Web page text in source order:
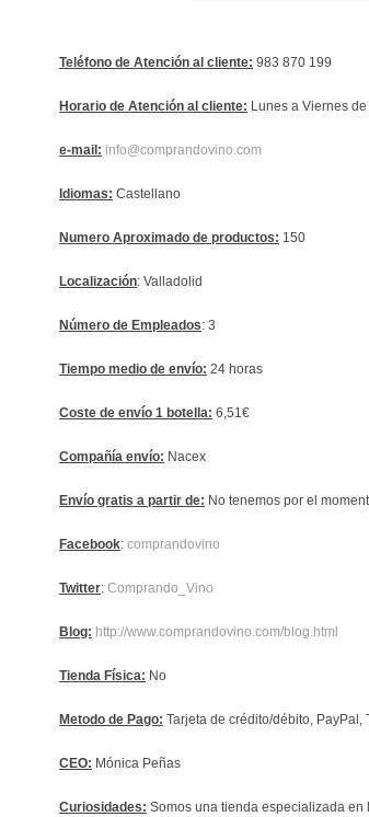
Teléfono de Atención al cliente: 983 870 199
Horario de Atención al cliente: Lunes a Viernes
e-mail: info@comprandovino.com
Idiomas: Castellano
Numero Aproximado de productos: 150
Localización: Valladolid
Número de Empleados: 3
Tiempo medio de envío: 24 horas
Coste de envío 1 botella: 6,51€
Compañía envío: Nacex
Envío gratis a partir de: No tenemos por el
Facebook: comprandovino
Twitter: Comprando_Vino
Blog: http://www.comprandovino.com/blog.html
Tienda Física: No
Metodo de Pago: Tarjeta de crédito/débito, PayPal,
CEO: Mónica Peñas
Curiosidades: Somos una tienda especializada en